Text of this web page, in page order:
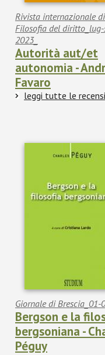
Rivista internazionale di
Filosofia del
2023_
Autorità aut/et
autonomia -
Favaro
leggi tutte le
Giornale di Brescia_01-
Bergson e la
bergsoniana -
Péguy